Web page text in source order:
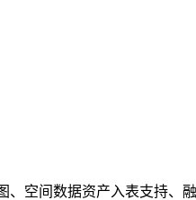
、空间数据资产入表支持、